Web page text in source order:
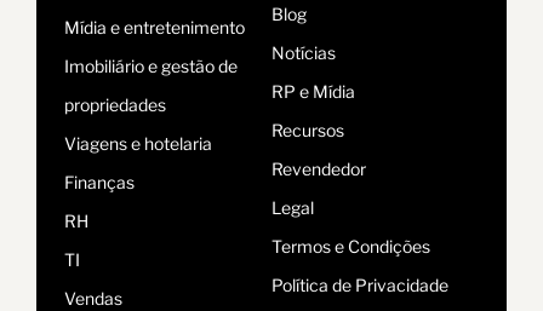
Mídia e entretenimento
Imobiliário e gestão de
propriedades
Viagens e hotelaria
Finanças
RH
TI
Vendas
Blog
Notícias
RP e Mídia
Recursos
Revendedor
Legal
Termos e Condições
Política de Privacidade